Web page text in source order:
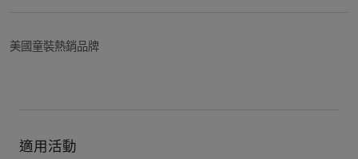
美國童裝熱銷品牌
適用活動